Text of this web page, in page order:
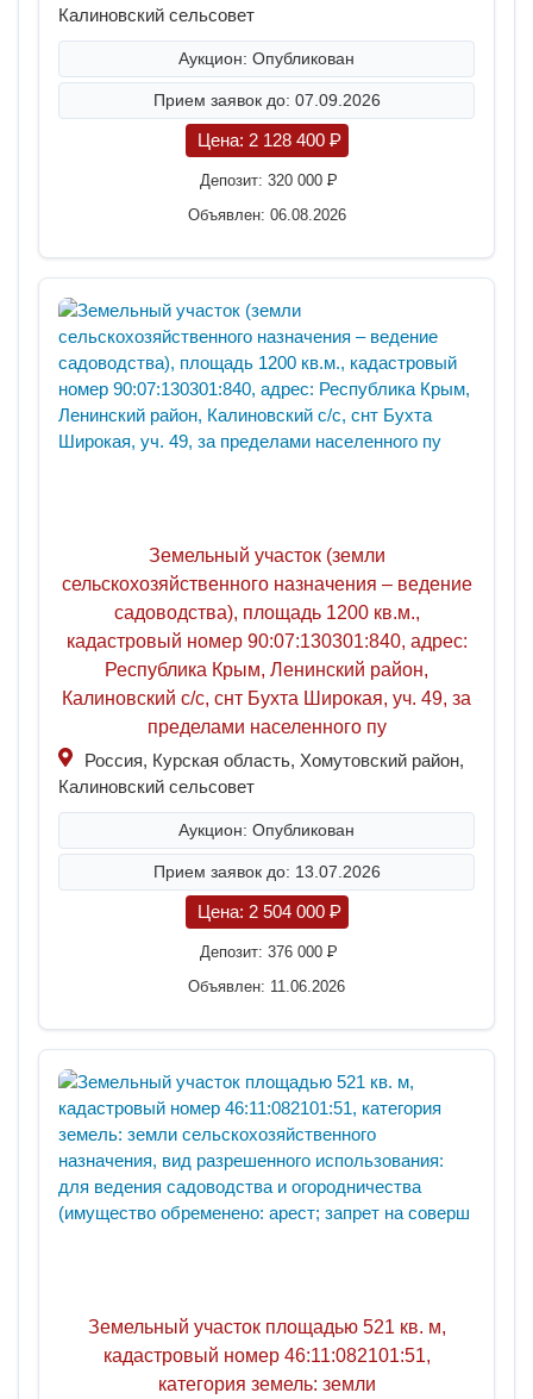
Калиновский сельсовет
Аукцион: Опубликован
Прием заявок до: 07.09.2026
Цена: 2 128 400 P
Депозит: 320 000 P
Объявлен: 06.08.2026
Земельный участок (земли
сельскохозяйственного назначения – ведение
садоводства), площадь 1200 кв.м.,
кадастровый номер 90:07:130301:840, адрес:
Республика Крым, Ленинский район,
Калиновский с/с, снт Бухта Широкая, уч. 49, за
пределами населенного пу
Россия, Курская область, Хомутовский район,
Калиновский сельсовет
Аукцион: Опубликован
Прием заявок до: 13.07.2026
Цена: 2 504 000 P
Депозит: 376 000 P
Объявлен: 11.06.2026
Земельный участок площадью 521 кв. м,
кадастровый номер 46:11:082101:51,
категория земель: земли